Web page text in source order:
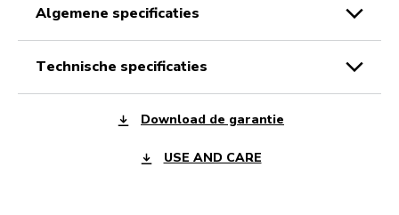
algemene specificaties
technische specificaties
Download de garantie
USE AND CARE